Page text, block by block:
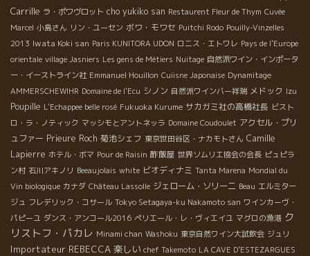
Carrille ラ・ポワヴロット cho yukiko san Restaurent Fleur de Thym Cuvée
Marcel 小島さん リン・ユーセン ボワ・モワセ Puitchi Rodo Pouilly-Vinzelles
2013 Iwata Koki san Paris KUNITORA UDON ロニス・エトワレ Pays de l'Europe
orientale village Jasniers Les gens de Métiers Nuitage 自然派ワイン・インポータ
ー・イーストライン社 Emmanuel Houillon Cuiisne Japonaise Dynamitage
AMMERSCHEWIHR Domaine de l'Ecu シノン 自然派ワインバー祥瑞 メドック Izu
Poupille L'Echappee belle rosé Fukuoka Kurume サカガミ社の高橋社長 ビスト
ロ・ラ・ノティック マッシモとアントネッラ Domaine Coudoulet アクセル・プリ
ュファー Prieure Roch 菊池シェフ 東京世田谷区・ナカモトさん Camille
Lapierre ホテル・ボマ Pour de Raisin 酢飯屋 世界ソムリエ協会の会長 ピュピラ
ン村 石川アキノリ Beeaujolais white ビオディナミ Tanta Marena Mondial du
Vin biologique カナダ Château Lassolle ジェローム・ソリーニ Beau エルミター
ジュ フレデリック・コサール Tokyo Setagaya-ku Nakamoto san ワインカーヴ・
パピーユ ダンス・アンコール2016 ペリエール・レ・ヴィエイユ マグロの漁港 ク
リストフ・パカレ Minami chan Washoku 東京自然ワイン大試飲会 ジュリ
Importateur REBECCA 楽しい chef Takemoto LA CAVE D’ESTEZARGUES